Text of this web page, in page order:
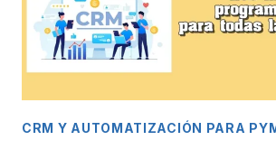
ÚTIL
PARA
UNA
CRM Y AUTOMATIZACIÓN PARA